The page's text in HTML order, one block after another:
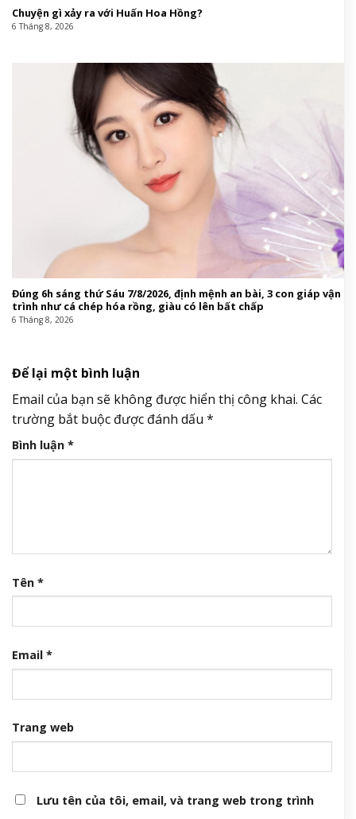
Chuyện gì xảy ra với Huấn Hoa Hồng?
6 Tháng 8, 2026
Đúng 6h sáng thứ Sáu 7/8/2026, định mệnh an bài, 3 con giáp vận
trình như cá chép hóa rồng, giàu có lên bất chấp
6 Tháng 8, 2026
Để lại một bình luận
Email của bạn sẽ không được hiển thị công khai. Các
trường bắt buộc được đánh dấu *
Bình luận *
Tên *
Email *
Trang web
Lưu tên của tôi, email, và trang web trong trình